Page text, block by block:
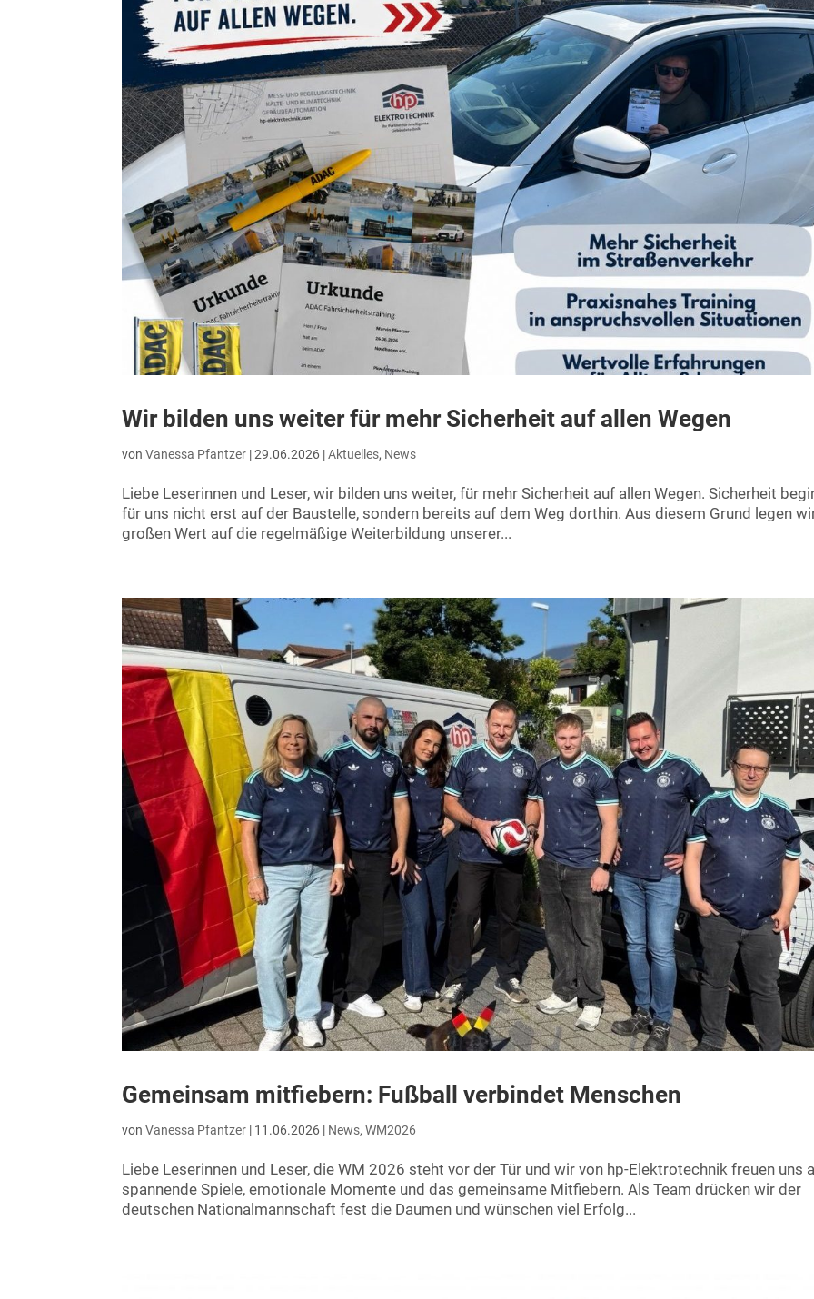
Wir bilden uns weiter für mehr Sicherheit auf allen Wegen
vonVanessa Pfantzer |29.06.2026 |Aktuelles, News
Liebe Leserinnen und Leser, wir bilden uns weiter, für mehr Sicherheit auf allen Wegen. Sicherheit
für uns nicht erst auf der Baustelle, sondern bereits auf dem Weg dorthin. Aus diesem Grund legen
großen Wert auf die regelmäßige Weiterbildung unserer...
Gemeinsam mitfiebern: Fußball verbindet Menschen
vonVanessa Pfantzer | 11.06.2026 | News,WM2026
Liebe Leserinnen und Leser, die WM 2026 steht vor der Tür und wir von hp-Elektrotechnik freuen uns
spannende Spiele, emotionale Momente und das gemeinsame Mitfiebern. Als Team drücken wir der
deutschen Nationalmannschaft fest die Daumen und wünschen viel Erfolg...